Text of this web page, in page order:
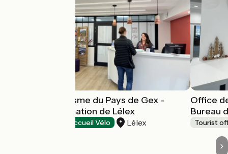
Office de Tourisme du Pays de Gex -
Bureau d'information de Lélex
Accueil Vélo Lélex
Office
Bureau
Tourist